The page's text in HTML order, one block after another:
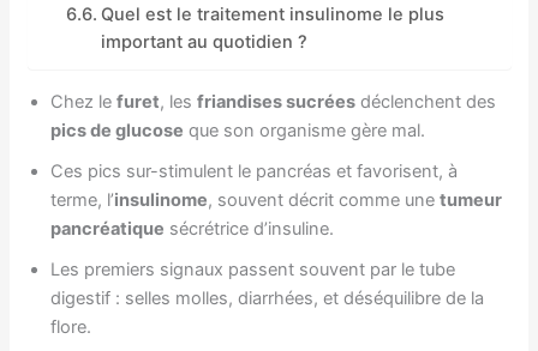
Quel est le traitement insulinome le plus
important au quotidien ?
Chez lefuret, lesfriandises sucrées déclenchent des
pics de glucose que son organisme gère mal.
Ces pics sur-stimulent le pancréas et favorisent, à
terme, l’insulinome, souvent décrit comme unetumeur
pancréatique sécrétrice d’insuline.
Les premiers signaux passent souvent par le tube
digestif : selles molles, diarrhées, et déséquilibre de la
flore.